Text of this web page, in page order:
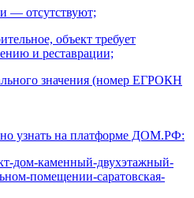
— отсутствуют;
объект требует
и реставрации;
значения (номер ЕГРОКН
узнать на платформе ДОМ.РФ:
дом-каменный-двухэтажный-
помещении-саратовская-